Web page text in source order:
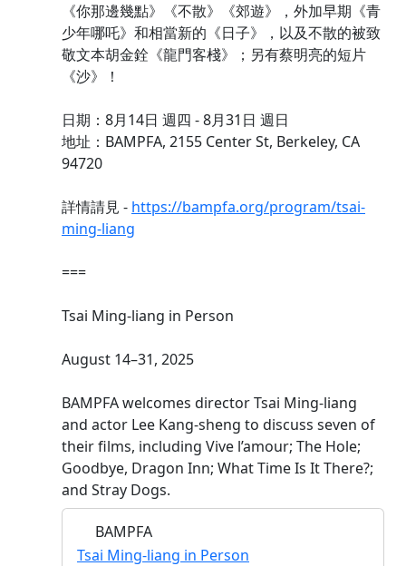
《你那邊幾點》《不散》《郊遊》，外加早期《青
少年哪吒》和相當新的《日子》，以及不散的被致
敬文本胡金銓《龍門客棧》；另有蔡明亮的短片
《沙》！
日期：8月14日 週四 - 8月31日 週日
地址：BAMPFA, 2155 Center St, Berkeley, CA
94720
詳情請見 - https://bampfa.org/program/tsai-
ming-liang
===
Tsai Ming-liang in Person
August 14–31, 2025
BAMPFA welcomes director Tsai Ming-liang
and actor Lee Kang-sheng to discuss seven of
their films, including Vive l’amour; The Hole;
Goodbye, Dragon Inn; What Time Is It There?;
and Stray Dogs.
BAMPFA
Tsai Ming-liang in Person